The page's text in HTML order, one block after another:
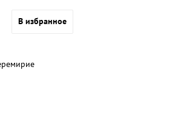
В избранное